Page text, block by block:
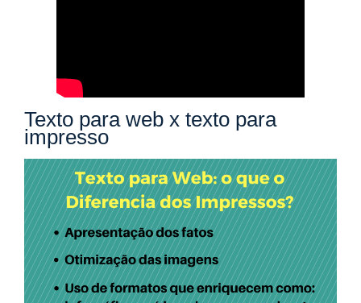
Texto para web x texto para
impresso